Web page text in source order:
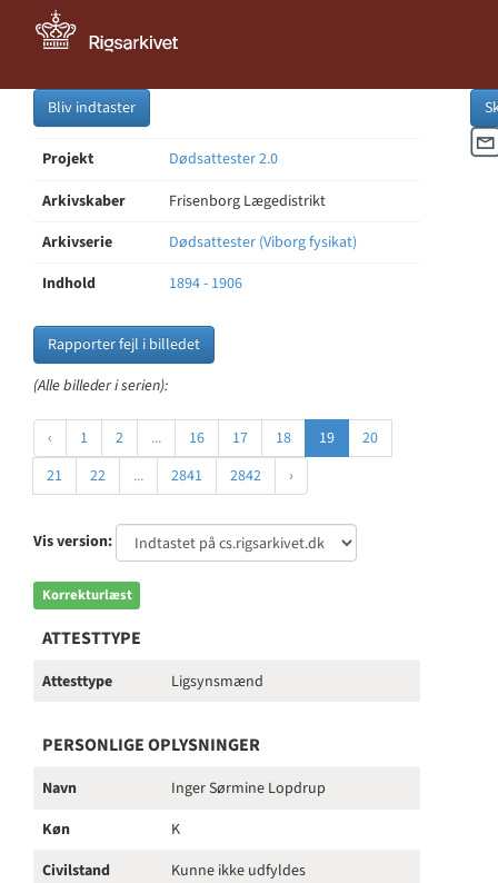
Bliv indtaster
Projekt
Dødsattester 2.0
Arkivskaber
Frisenborg Lægedistrikt
Arkivserie
Dødsattester (Viborg fysikat)
Indhold
1894 - 1906
Rapporter fejl i billedet
(Alle billeder i serien):
‹ 1 2 ... 16 17 18 19
20
21
22 ... 2841 2842 ›
Vis version:
Korrekturlæst
ATTESTTYPE
Attesttype Ligsynsmænd
PERSONLIGE OPLYSNINGER
Navn
Inger Sørmine Lopdrup
Køn
K
Civilstand
Kunne ikke udfyldes